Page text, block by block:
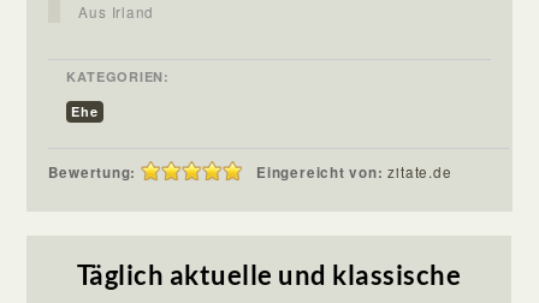
Aus Irland
KATEGORIEN:
Ehe
Bewertung: Eingereicht von:zitate.de